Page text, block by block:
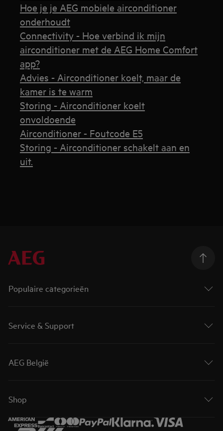
Hoe je je AEG mobiele airconditioner
onderhoudt
Connectivity - Hoe verbind ik mijn
airconditioner met de AEG Home Comfort
app?
Advies - Airconditioner koelt, maar de
kamer is te warm
Storing - Airconditioner koelt
onvoldoende
Airconditioner - Foutcode E5
Storing - Airconditioner schakelt aan en
uit.
Populaire categorieën
Service & Support
AEG België
Shop